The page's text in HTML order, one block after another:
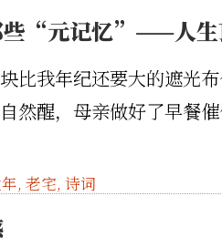
些“元记忆”——人生
比我年纪还要大的遮光
然醒，母亲做好了早餐
, 老宅, 诗词